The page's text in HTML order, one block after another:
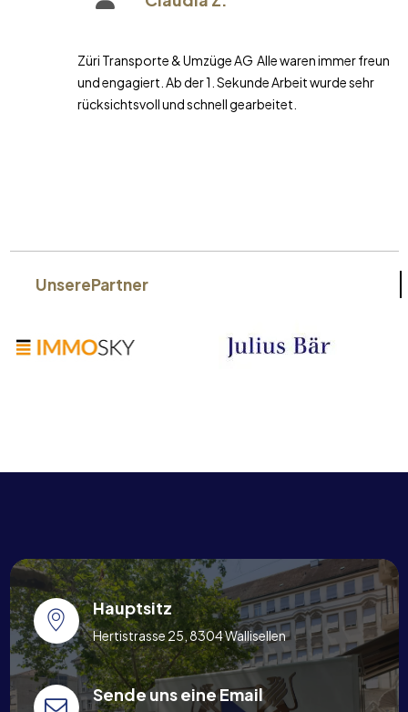
Züri Transporte & Umzüge AG Alle waren immer freundlich
und engagiert. Ab der 1. Sekunde Arbeit wurde sehr
rücksichtsvoll und schnell gearbeitet.
UnserePartner
Hauptsitz
Hertistrasse 25, 8304 Wallisellen
Sende uns eine Email